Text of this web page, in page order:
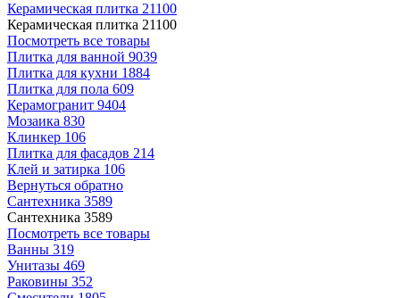
Керамическая плитка 21100
Керамическая плитка 21100
Посмотреть все товары
Плитка для ванной 9039
Плитка для кухни 1884
Плитка для пола 609
Керамогранит 9404
Мозаика 830
Клинкер 106
Плитка для фасадов 214
Клей и затирка 106
Вернуться обратно
Сантехника 3589
Сантехника 3589
Посмотреть все товары
Ванны 319
Унитазы 469
Раковины 352